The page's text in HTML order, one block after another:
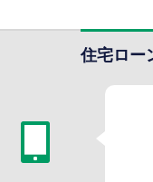
住宅ロー